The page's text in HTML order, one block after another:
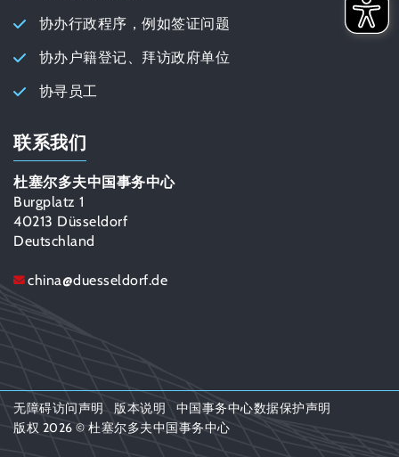
协办行政程序，例如签证问题
协办户籍登记、拜访政府单位
协寻员工
联系我们
杜塞尔多夫中国事务中心
Burgplatz 1
40213 Düsseldorf
Deutschland
china@duesseldorf.de
无障碍访问声明 版本说明
中国事务中心数据保护声明
版权 2026 © 杜塞尔多夫中国事务中心